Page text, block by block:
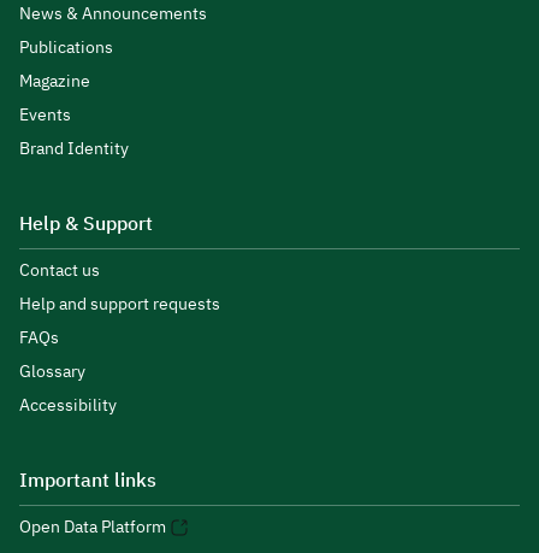
News & Announcements
Publications
Magazine
Events
Brand Identity
Help & Support
Contact us
Help and support requests
FAQs
Glossary
Accessibility
Important links
Open Data Platform